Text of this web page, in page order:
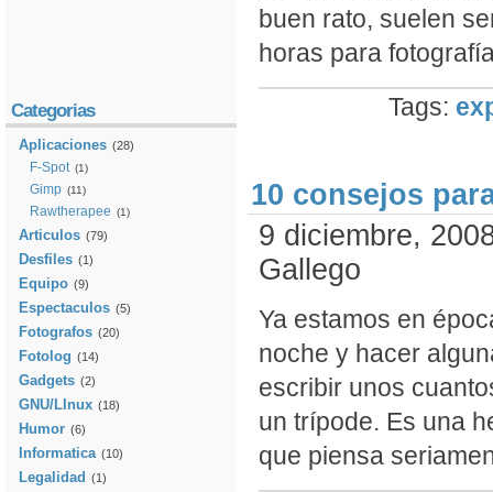
buen rato, suelen
horas para
Tags:
10 consejos
9 diciembre,
Gallego
Ya estamos en
noche y hacer
escribir unos
un trípode. Es una
que piensa
Categorias
Aplicaciones (28)
F-Spot (1)
Gimp (11)
Rawtherapee (1)
Articulos (79)
Desfiles (1)
Equipo (9)
Espectaculos (5)
Fotografos (20)
Fotolog (14)
Gadgets (2)
GNU/LInux (18)
Humor (6)
Informatica (10)
Legalidad (1)